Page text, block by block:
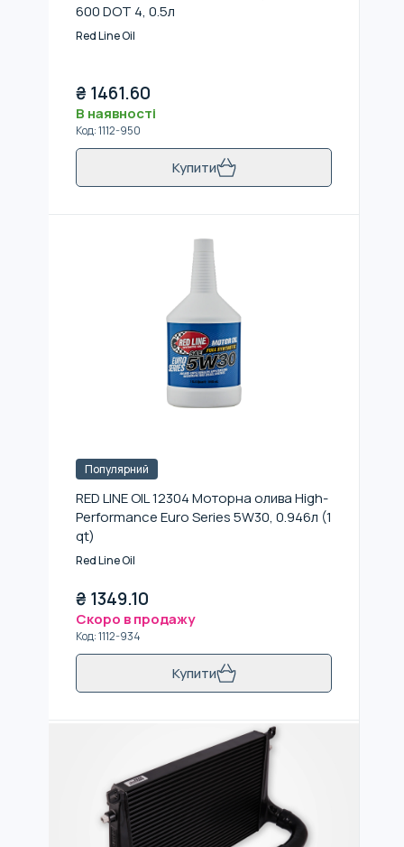
600 DOT 4, 0.5л
Red Line Oil
₴ 1461.60
В наявності
Код:1112-950
Купити
Популярний
RED LINE OIL 12304 Моторна олива High-
Performance Euro Series 5W30, 0.946л (1
qt)
Red Line Oil
₴ 1349.10
Скоро в продажу
Код:1112-934
Купити